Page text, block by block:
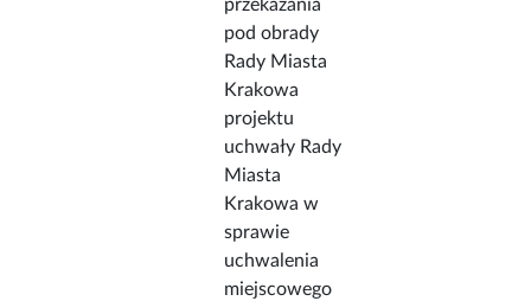
przekazania
pod obrady
Rady Miasta
Krakowa
projektu
uchwały Rady
Miasta
Krakowa w
sprawie
uchwalenia
miejscowego